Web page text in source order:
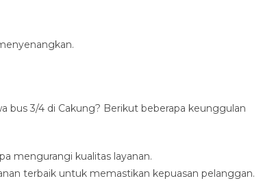
bus 3/4 di Cakung? Berikut beberapa keunggulan
mengurangi kualitas layanan.
terbaik untuk memastikan kepuasan pelanggan.